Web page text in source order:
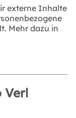
externe Inhalte
Mehr dazu in
Verl